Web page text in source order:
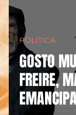
GOSTO
FREIRE,
POLÍTICA